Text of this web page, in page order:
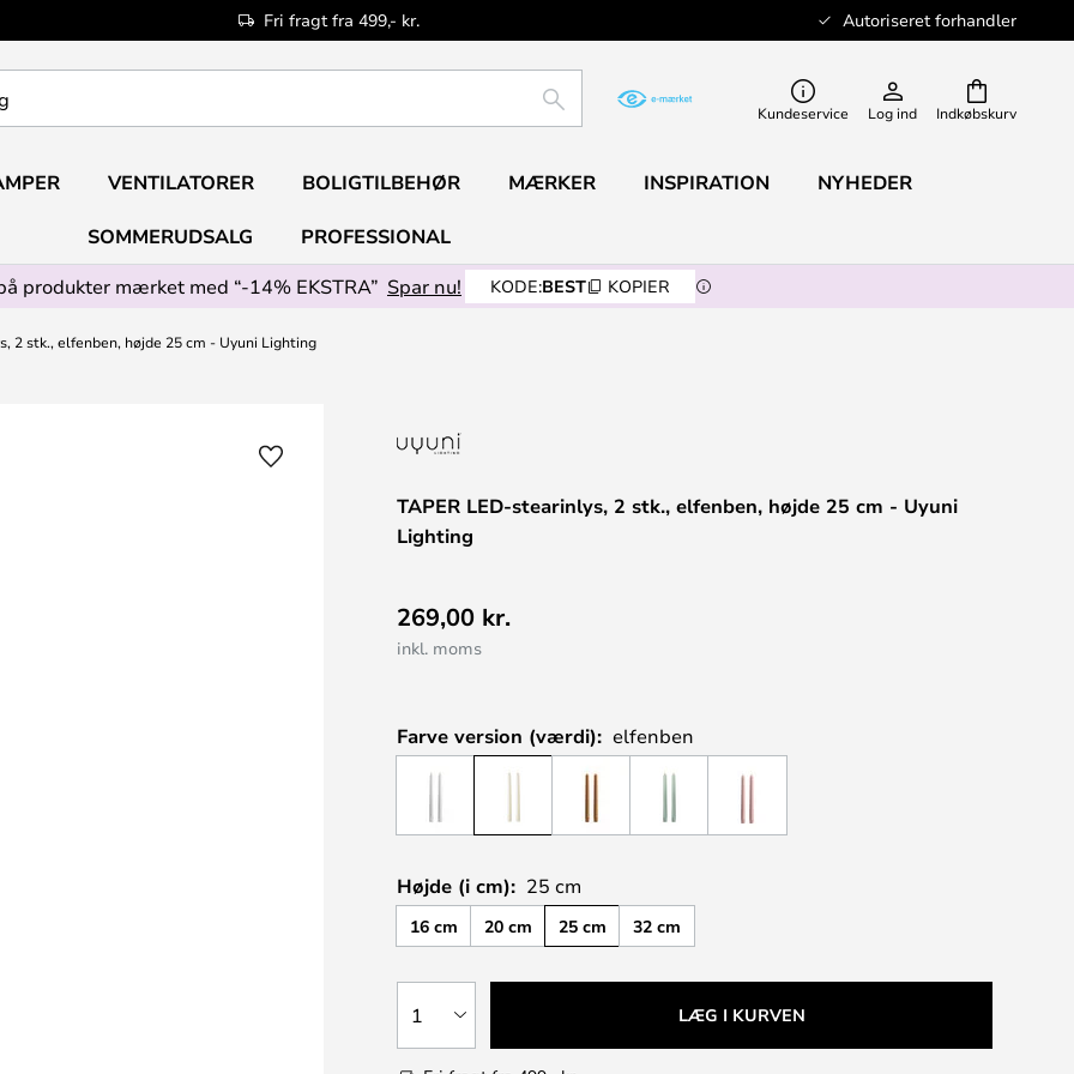
Fri fragt fra 499,- kr. Autoriseret forhandler
Indkøbskurv
SØG Kundeservice Log ind
VENTILATORER BOLIGTILBEHØR MÆRKER INSPIRATION NYHEDER
SOMMERUDSALG
PROFESSIONAL
produkter mærket med “-14% EKSTRA” Spar nu! KODE:BEST KOPIER
2 stk., elfenben, højde 25 cm - Uyuni Lighting
TAPER LED-stearinlys, 2 stk., elfenben, højde 25 cm - Uyuni
Lighting
269,00 kr.
inkl. moms
Farve version (værdi): elfenben
Højde (i cm): 25 cm
16 cm 20 cm 25 cm 32 cm
1 LÆG I KURVEN